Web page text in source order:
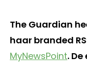
The Guardian
haar branded
MyNewsPoint.